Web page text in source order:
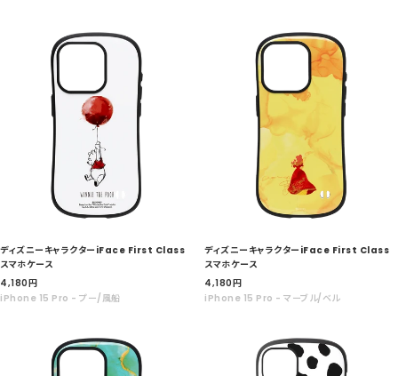
ディズニーキャラクターiFace First Class
スマホケース
セ
ー
4,180円
iPhone 15 Pro - プー/風船
ディズニーキャラクターiFace First Class
スマホケース
セ
ー
4,180円
iPhone 15 Pro - マーブル/ベル